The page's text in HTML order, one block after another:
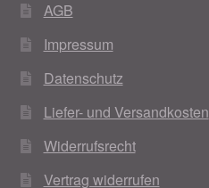
AGB
Impressum
Datenschutz
Liefer- und Versandkosten
Widerrufsrecht
Vertrag widerrufen